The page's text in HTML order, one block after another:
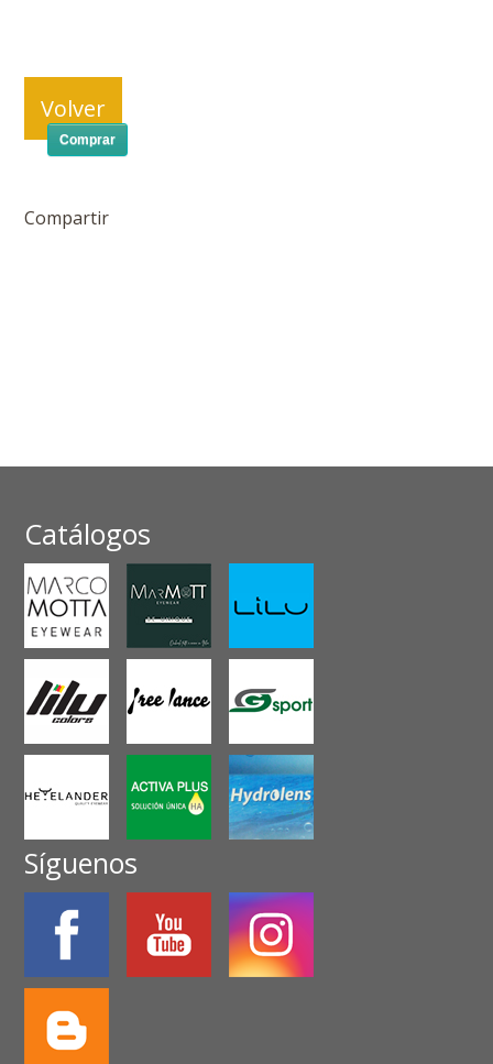
Volver
Comprar
Compartir
Catálogos
Síguenos